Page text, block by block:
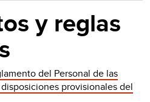
y reglas
del Personal de las
provisionales del